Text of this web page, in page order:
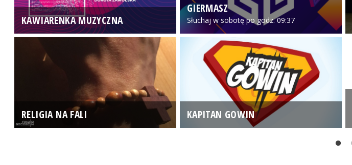
KAWIARENKA MUZYCZNA
GIERMASZ
Słuchaj w sobotę po godz. 09:37
RELIGIA NA FALI KAPITAN GOWIN